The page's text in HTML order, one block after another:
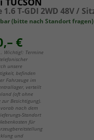
(bitte nach Standort fragen)
€
Wichtig!: Termine
unsere
befinden
Fahrzeuge im
verteilt
(oft ohne
Besichtigung).
nach dem
Standort
für
und